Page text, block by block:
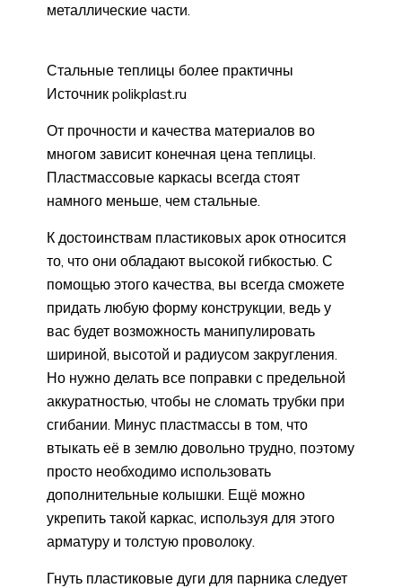
металлические части.
Стальные теплицы более практичны
Источник polikplast.ru
От прочности и качества материалов во
многом зависит конечная цена теплицы.
Пластмассовые каркасы всегда стоят
намного меньше, чем стальные.
К достоинствам пластиковых арок относится
то, что они обладают высокой гибкостью. С
помощью этого качества, вы всегда сможете
придать любую форму конструкции, ведь у
вас будет возможность манипулировать
шириной, высотой и радиусом закругления.
Но нужно делать все поправки с предельной
аккуратностью, чтобы не сломать трубки при
сгибании. Минус пластмассы в том, что
втыкать её в землю довольно трудно, поэтому
просто необходимо использовать
дополнительные колышки. Ещё можно
укрепить такой каркас, используя для этого
арматуру и толстую проволоку.
Гнуть пластиковые дуги для парника следует